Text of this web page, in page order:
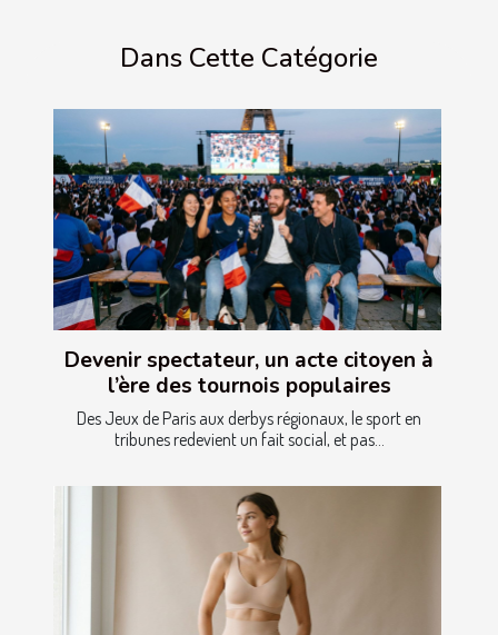
Dans Cette Catégorie
Devenir spectateur, un acte citoyen à
l’ère des tournois populaires
Des Jeux de Paris aux derbys régionaux, le sport en
tribunes redevient un fait social, et pas...